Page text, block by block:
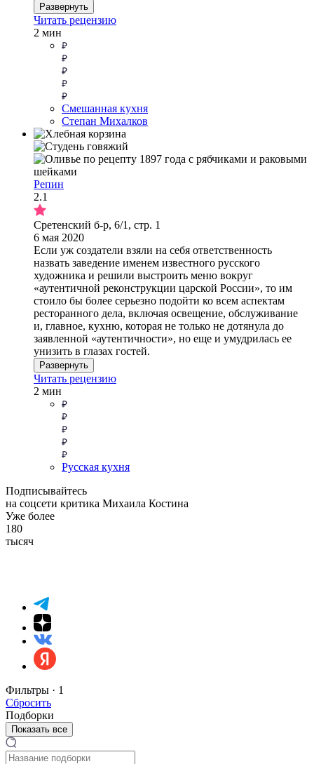
Развернуть
Читать рецензию
2 мин
Смешанная кухня
Степан Михалков
Репин
2.1
Сретенский б-р, 6/1, стр. 1
6 мая 2020
Если уж создатели взяли на себя ответственность
назвать заведение именем известного русского
художника и решили выстроить меню вокруг
«аутентичной реконструкции царской России», то им
стоило бы более серьезно подойти ко всем аспектам
ресторанного дела, включая освещение, обслуживание
и, главное, кухню, которая не только не дотянула до
заявленной «аутентичности», но еще и умудрилась ее
унизить в глазах гостей.
Развернуть
Читать рецензию
2 мин
Русская кухня
Подписывайтесь
на соцсети критика Михаила Костина
Уже более
180
тысяч
Фильтры · 1
Сбросить
Подборки
Показать все